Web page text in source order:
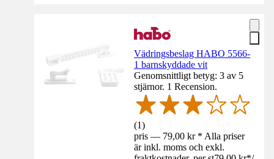
Vädringsbeslag HABO 5566-
1 barnskyddade vit
Genomsnittligt betyg: 3 av 5
stjärnor. 1 Recension.
(1)
pris — 79,00 kr * Alla priser
är inkl. moms och exkl.